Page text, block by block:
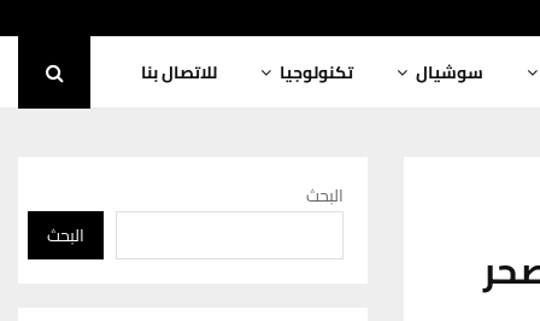
سوشيال تكنولوجيا للاتصال بنا
البحث
البحث